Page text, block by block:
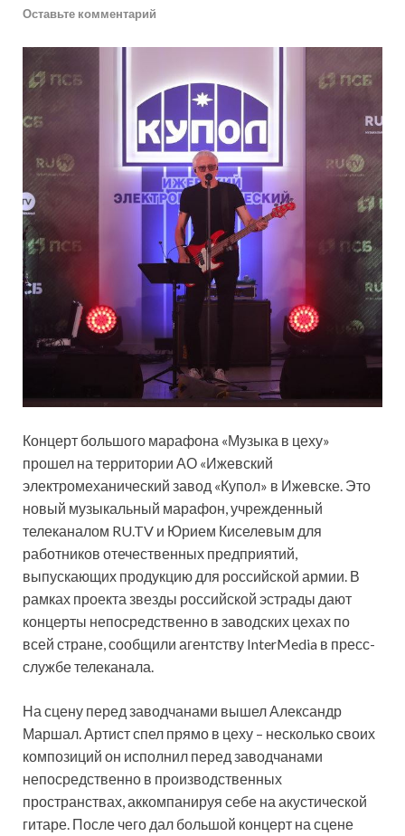
Оставьте комментарий
Концерт большого марафона «Музыка в цеху»
прошел на территории АО «Ижевский
электромеханический завод «Купол» в Ижевске. Это
новый музыкальный марафон, учрежденный
телеканалом RU.TV и Юрием Киселевым для
работников отечественных предприятий,
выпускающих продукцию для российской армии. В
рамках проекта звезды российской эстрады дают
концерты непосредственно в заводских цехах по
всей стране, сообщили агентству InterMedia в пресс-
службе телеканала.
На сцену перед заводчанами вышел Александр
Маршал. Артист спел прямо в цеху – несколько своих
композиций он исполнил перед заводчанами
непосредственно в производственных
пространствах, аккомпанируя себе на акустической
гитаре. После чего дал большой концерт на сцене